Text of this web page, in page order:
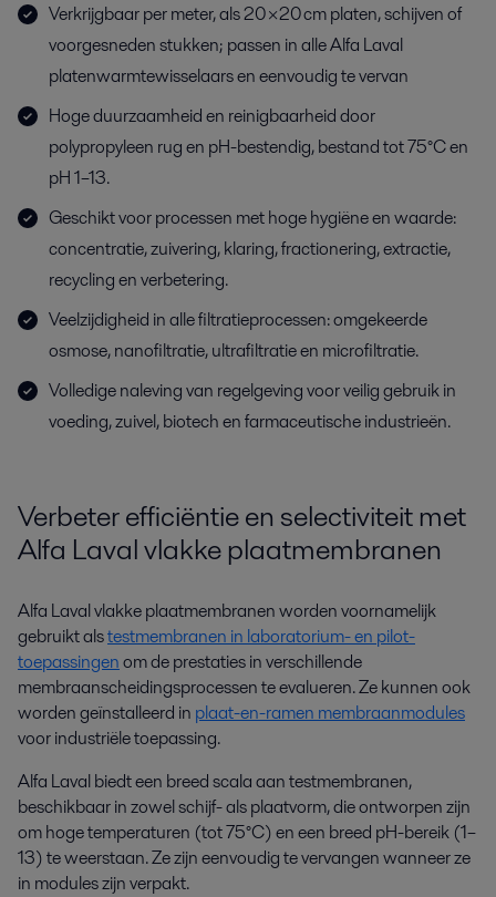
Verkrijgbaar per meter, als 20×20 cm platen, schijven of
voorgesneden stukken; passen in alle Alfa Laval
platenwarmtewisselaars en eenvoudig te vervan
Hoge duurzaamheid en reinigbaarheid door
polypropyleen rug en pH-bestendig, bestand tot 75°C en
pH 1–13.
Geschikt voor processen met hoge hygiëne en waarde:
concentratie, zuivering, klaring, fractionering, extractie,
recycling en verbetering.
Veelzijdigheid in alle filtratieprocessen: omgekeerde
osmose, nanofiltratie, ultrafiltratie en microfiltratie.
Volledige naleving van regelgeving voor veilig gebruik in
voeding, zuivel, biotech en farmaceutische industrieën.
Verbeter efficiëntie en selectiviteit met
Alfa Laval vlakke plaatmembranen
Alfa Laval vlakke plaatmembranen worden voornamelijk
gebruikt alstestmembranen in laboratorium- en pilot-
toepassingenom de prestaties in verschillende
membraanscheidingsprocessen te evalueren. Ze kunnen ook
worden geïnstalleerd in plaat-en-ramen membraanmodules
voor industriële toepassing.
Alfa Laval biedt een breed scala aan testmembranen,
beschikbaar in zowel schijf- als plaatvorm, die ontworpen zijn
om hoge temperaturen (tot 75°C) en een breed pH-bereik (1–
13) te weerstaan. Ze zijn eenvoudig te vervangen wanneer ze
in modules zijn verpakt.